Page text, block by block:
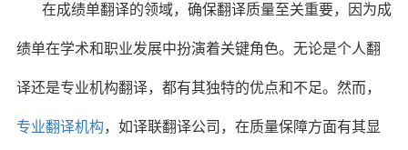
在成绩单翻译的领域，确保翻译质量至关重要，因为成
绩单在学术和职业发展中扮演着关键角色。无论是个人翻
译还是专业机构翻译，都有其独特的优点和不足。然而，
专业翻译机构，如译联翻译公司，在质量保障方面有其显